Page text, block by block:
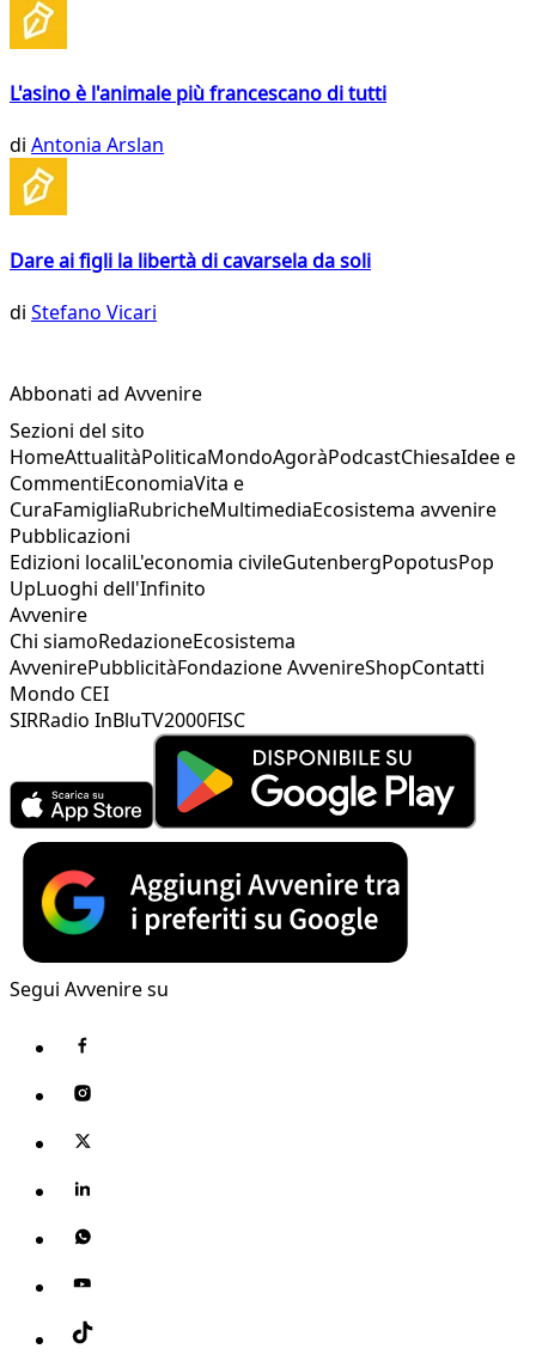
L'asino è l'animale più francescano di tutti
di Antonia Arslan
Dare ai figli la libertà di cavarsela da soli
di Stefano Vicari
Abbonati ad Avvenire
Sezioni del sito
HomeAttualitàPoliticaMondoAgoràPodcastChiesaIdee e
CommentiEconomiaVita e
CuraFamigliaRubricheMultimediaEcosistema avvenire
Pubblicazioni
Edizioni localiL'economia civileGutenbergPopotusPop
UpLuoghi dell'Infinito
Avvenire
Chi siamoRedazioneEcosistema
AvvenirePubblicitàFondazione AvvenireShopContatti
Mondo CEI
SIRRadio InBluTV2000FISC
Segui Avvenire su